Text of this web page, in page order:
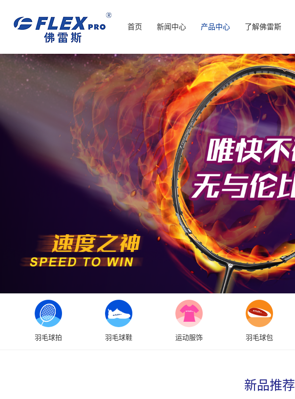
首页 新闻中心 产品中心 了解佛雷斯
羽毛球拍 羽毛球鞋 运动服饰 羽毛球包
新品推荐